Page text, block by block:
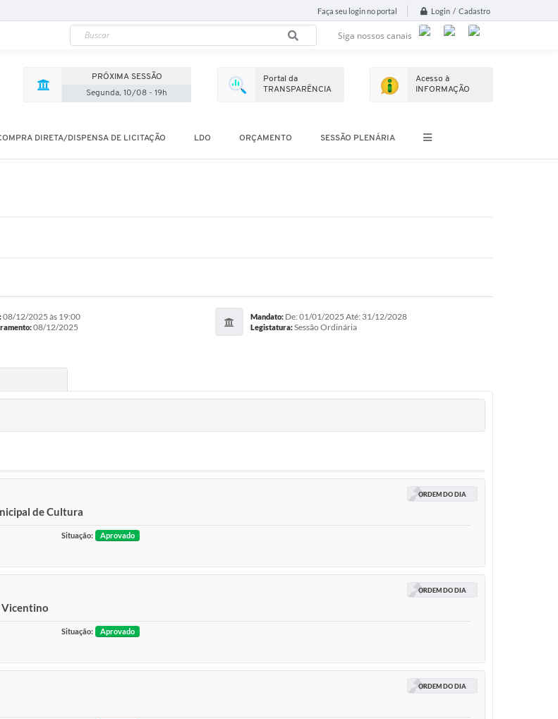
Faça seu login no portal Login / Cadastro
Siga nossos canais
Acesso à
INFORMAÇÃO
Portal da
TRANSPARÊNCIA
PRÓXIMA SESSÃO
Segunda, 10/08 - 19h
DIRETA/DISPENSA DE LICITAÇÃO LDO ORÇAMENTO SESSÃO PLENÁRIA
08/12/2025 às 19:00
08/12/2025
Mandato:De: 01/01/2025 Até: 31/12/2028
Legistatura:Sessão Ordinária
de Cultura
Situação:
Aprovado
ORDEM DO DIA
Vicentino
Situação:
Aprovado
ORDEM DO DIA
ORDEM DO DIA